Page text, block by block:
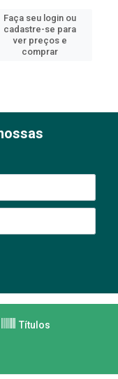
Faça seu login ou
cadastre-se para
ver preços e
comprar
Títulos